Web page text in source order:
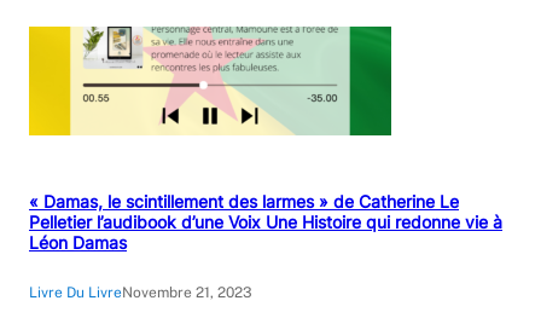
« Damas, le scintillement des larmes » de Catherine Le
Pelletier l’audibook d’une Voix Une Histoire qui redonne vie à
Léon Damas
Livre Du LivreNovembre 21, 2023